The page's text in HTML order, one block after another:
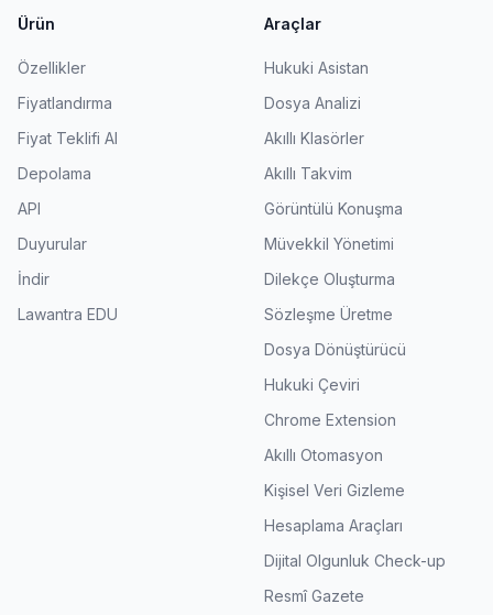
Ürün
Özellikler
Fiyatlandırma
Fiyat Teklifi Al
Depolama
API
Duyurular
İndir
Lawantra EDU
Araçlar
Hukuki Asistan
Dosya Analizi
Akıllı Klasörler
Akıllı Takvim
Görüntülü Konuşma
Müvekkil Yönetimi
Dilekçe Oluşturma
Sözleşme Üretme
Dosya Dönüştürücü
Hukuki Çeviri
Chrome Extension
Akıllı Otomasyon
Kişisel Veri Gizleme
Hesaplama Araçları
Dijital Olgunluk Check-up
Resmî Gazete